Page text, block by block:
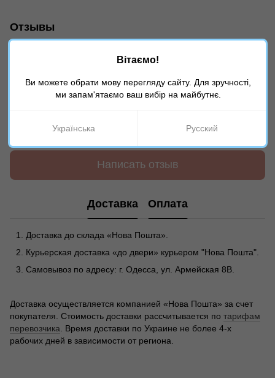
Отзывы
Написать отзыв
Доставка Оплата
Доставка до склада «Нова Пошта».
Курьерская доставка «до двери» курьером "Нова Пошта".
Самовывоз по адресу: г. Одесса, ул. Армейская 8В.
Доставка осуществляется компанией «Нова Пошта» за счет
покупателя. Стоимость доставки рассчитывается по тарифам
перевозчика . Время доставки по Украине не более 4-х
рабочих дней в зависимости от региона.
Вітаємо!
Ви можете обрати мову перегляду сайту. Для зручності,
ми запам'ятаємо ваш вибір на майбутнє.
Українська Русский